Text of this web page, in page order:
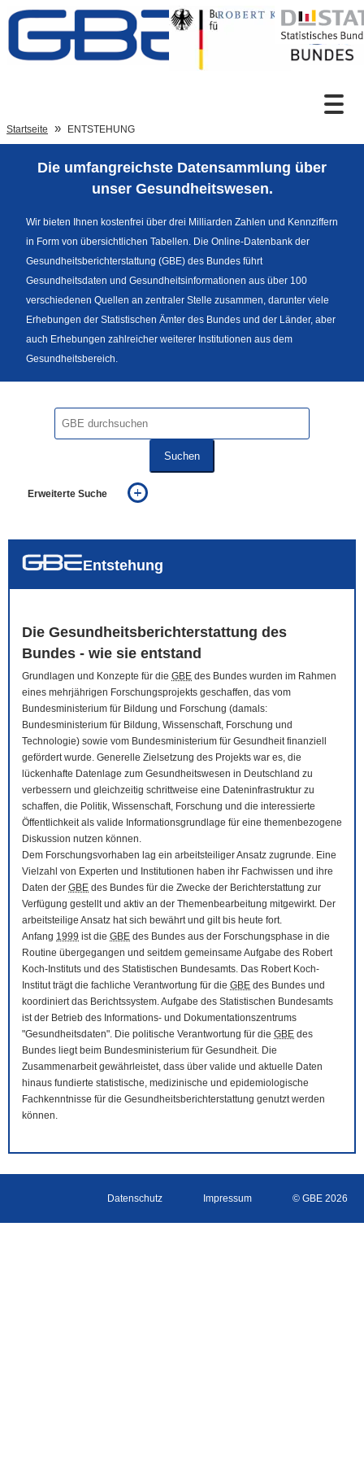
Zum Inhalt
Sprachumschaltung
Fußzeile
Startseite ENTSTEHUNG
Die umfangreichste Datensammlung über
unser Gesundheitswesen.
Wir bieten Ihnen kostenfrei über drei Milliarden Zahlen und Kennziffern
in Form von übersichtlichen Tabellen. Die Online-Datenbank der
Gesundheitsberichterstattung (GBE) des Bundes führt
Gesundheitsdaten und Gesundheitsinformationen aus über 100
verschiedenen Quellen an zentraler Stelle zusammen, darunter viele
Erhebungen der Statistischen Ämter des Bundes und der Länder, aber
auch Erhebungen zahlreicher weiterer Institutionen aus dem
Gesundheitsbereich.
Suchen
Erweiterte Suche
auch in allen Texten suchen (Volltextsuche)
Entstehung
Die Gesundheitsberichterstattung des
Bundes - wie sie entstand
Grundlagen und Konzepte für die GBE des Bundes wurden im Rahmen
eines mehrjährigen Forschungsprojekts geschaffen, das vom
Bundesministerium für Bildung und Forschung (damals:
Bundesministerium für Bildung, Wissenschaft, Forschung und
Technologie) sowie vom Bundesministerium für Gesundheit finanziell
gefördert wurde. Generelle Zielsetzung des Projekts war es, die
lückenhafte Datenlage zum Gesundheitswesen in Deutschland zu
verbessern und gleichzeitig schrittweise eine Dateninfrastruktur zu
schaffen, die Politik, Wissenschaft, Forschung und die interessierte
Öffentlichkeit als valide Informationsgrundlage für eine themenbezogene
Diskussion nutzen können.
Dem Forschungsvorhaben lag ein arbeitsteiliger Ansatz zugrunde. Eine
Vielzahl von Experten und Institutionen haben ihr Fachwissen und ihre
Daten der GBE des Bundes für die Zwecke der Berichterstattung zur
Verfügung gestellt und aktiv an der Themenbearbeitung mitgewirkt. Der
arbeitsteilige Ansatz hat sich bewährt und gilt bis heute fort.
Anfang 1999 ist die GBE des Bundes aus der Forschungsphase in die
Routine übergegangen und seitdem gemeinsame Aufgabe des Robert
Koch-Instituts und des Statistischen Bundesamts. Das Robert Koch-
Institut trägt die fachliche Verantwortung für die GBE des Bundes und
koordiniert das Berichtssystem. Aufgabe des Statistischen Bundesamts
ist der Betrieb des Informations- und Dokumentationszentrums
"Gesundheitsdaten". Die politische Verantwortung für die GBE des
Bundes liegt beim Bundesministerium für Gesundheit. Die
Zusammenarbeit gewährleistet, dass über valide und aktuelle Daten
hinaus fundierte statistische, medizinische und epidemiologische
Fachkenntnisse für die Gesundheitsberichterstattung genutzt werden
können.
Datenschutz Impressum © GBE 2026